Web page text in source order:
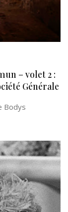
– volet 2 :
Générale
Bodys